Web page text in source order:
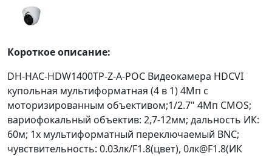
Короткое описание:
DH-HAC-HDW1400TP-Z-A-POC Видеокамера HDCVI
купольная мультиформатная (4 в 1) 4Мп с
моторизированным объективом;1/2.7" 4Mп CMOS;
вариофокальный объектив: 2,7-12мм; дальность ИК:
60м; 1x мультиформатный переключаемый BNC;
чувствительность: 0.03лк/F1.8(цвет), 0лк@F1.8(ИК